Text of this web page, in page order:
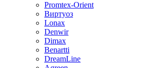
Promtex-Orient
Виртуоз
Lonax
Denwir
Dimax
Benartti
DreamLine